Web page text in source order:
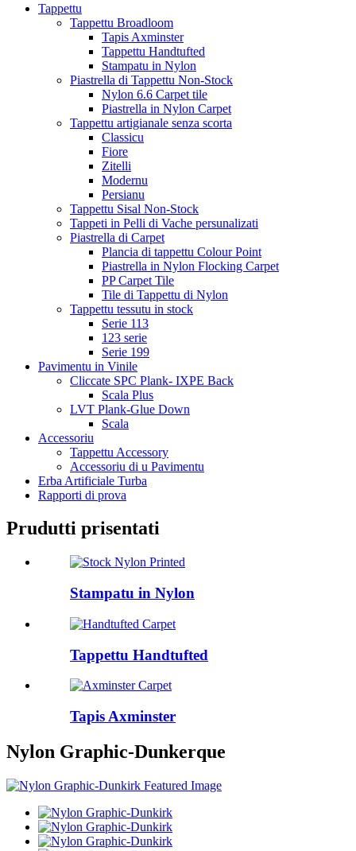
Tappettu
Tappettu Broadloom
Tapis Axminster
Tappettu Handtufted
Stampatu in Nylon
Piastrella di Tappettu Non-Stock
Nylon 6.6 Carpet tile
Piastrella in Nylon Carpet
Tappettu artigianale senza scorta
Classicu
Fiore
Zitelli
Modernu
Persianu
Tappettu Sisal Non-Stock
Tappeti in Pelli di Vache persunalizati
Piastrella di Carpet
Plancia di tappettu Colour Point
Piastrella in Nylon Flocking Carpet
PP Carpet Tile
Tile di Tappettu di Nylon
Tappettu tessutu in stock
Serie 113
123 serie
Serie 199
Pavimentu in Vinile
Cliccate SPC Plank- IXPE Back
Scala Plus
LVT Plank-Glue Down
Scala
Accessoriu
Tappettu Accessory
Accessoriu di u Pavimentu
Erba Artificiale Turba
Rapporti di prova
Prudutti prisentati
Stampatu in Nylon
Tappettu Handtufted
Tapis Axminster
Nylon Graphic-Dunkerque